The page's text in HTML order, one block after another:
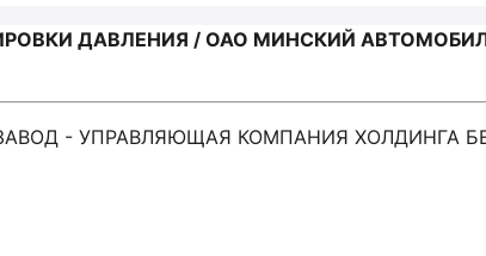
ДАВЛЕНИЯ / ОАО МИНСКИЙ
- УПРАВЛЯЮЩАЯ КОМПАНИЯ ХОЛДИНГА